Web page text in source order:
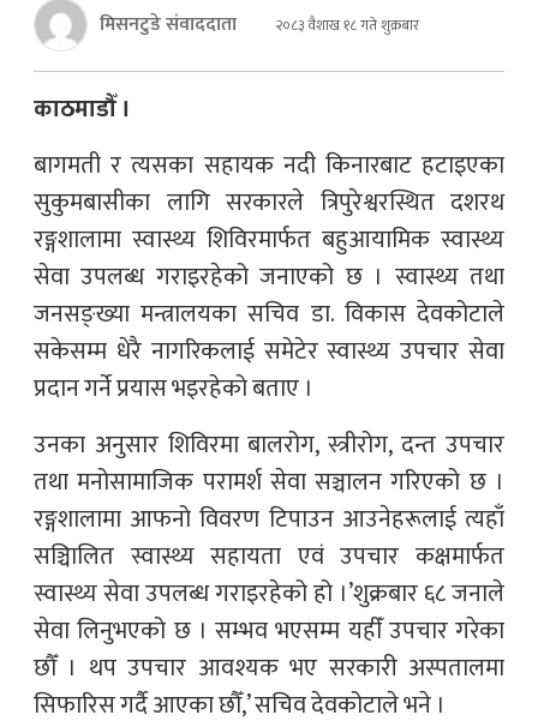
मिसनटुडे संवाददाता २०८३ वैशाख १८ गते शुक्रबार
काठमाडौँ ।
बागमती र त्यसका सहायक नदी किनारबाट हटाइएका
सुकुमबासीका लागि सरकारले त्रिपुरेश्वरस्थित दशरथ
रङ्गशालामा स्वास्थ्य शिविरमार्फत बहुआयामिक स्वास्थ्य
सेवा उपलब्ध गराइरहेको जनाएको छ । स्वास्थ्य तथा
जनसङ्ख्या मन्त्रालयका सचिव डा. विकास देवकोटाले
सकेसम्म धेरै नागरिकलाई समेटेर स्वास्थ्य उपचार सेवा
प्रदान गर्ने प्रयास भइरहेको बताए ।
उनका अनुसार शिविरमा बालरोग, स्त्रीरोग, दन्त उपचार
तथा मनोसामाजिक परामर्श सेवा सञ्चालन गरिएको छ ।
रङ्गशालामा आफनो विवरण टिपाउन आउनेहरूलाई त्यहाँ
सञ्चिालित स्वास्थ्य सहायता एवं उपचार कक्षमार्फत
स्वास्थ्य सेवा उपलब्ध गराइरहेको हो ।’शुक्रबार ६८ जनाले
सेवा लिनुभएको छ । सम्भव भएसम्म यहीँ उपचार गरेका
छौँ । थप उपचार आवश्यक भए सरकारी अस्पतालमा
सिफारिस गर्दै आएका छौँ,’ सचिव देवकोटाले भने ।